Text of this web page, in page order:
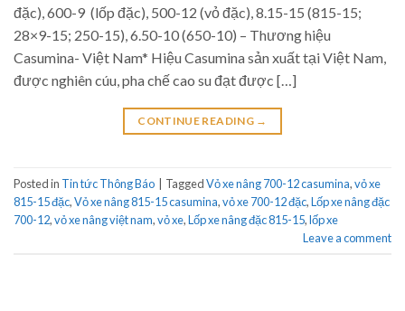
đặc), 600-9 (lốp đặc), 500-12 (vỏ đặc), 8.15-15 (815-15;
28×9-15; 250-15), 6.50-10 (650-10) – Thương hiệu
Casumina- Việt Nam* Hiệu Casumina sản xuất tại Việt Nam,
được nghiên cúu, pha chế cao su đạt được […]
CONTINUE READING →
Posted in Tin tức Thông Báo | TaggedVỏ xe nâng 700-12 casumina,vỏ xe
815-15 đặc,Vỏ xe nâng 815-15 casumina,vỏ xe 700-12 đặc,Lốp xe nâng đặc
700-12,vỏ xe nâng việt nam,vỏ xe,Lốp xe nâng đặc 815-15,lốp xe
Leave a comment